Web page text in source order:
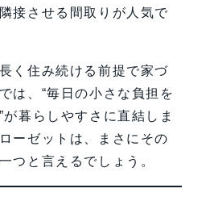
接させる間取りが人気で
く住み続ける前提で家づ
は、“毎日の小さな負担を
暮らしやすさに直結しま
ーゼットは、まさにその
つと言えるでしょう。